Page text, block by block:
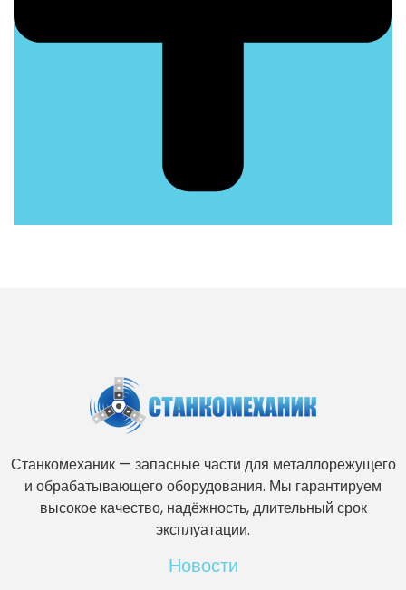
Станкомеханик — запасные части для металлорежущего
и обрабатывающего оборудования. Мы гарантируем
высокое качество, надёжность, длительный срок
эксплуатации.
Новости